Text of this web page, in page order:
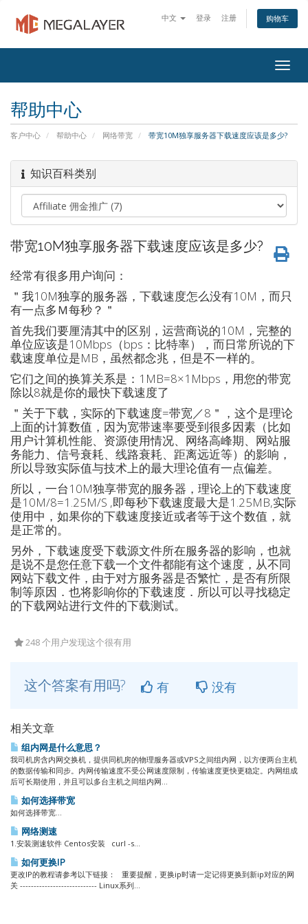
中文 登录 注册 购物车
帮助中心
客户中心 帮助中心 网络带宽 带宽10M独享服务器下载速度应该是多少?
知识百科类别
带宽10M独享服务器下载速度应该是多少?
经常有很多用户询问：
＂我10M独享的服务器，下载速度怎么没有10M，而只
有一点多Ｍ每秒？＂
首先我们要厘清其中的区别，运营商说的10M，完整的
单位应该是10Mbps（bps：比特率），而日常所说的下
载速度单位是MB，虽然都念兆，但是不一样的。
它们之间的换算关系是：1MB=8×1Mbps，用您的带宽
除以8就是你的最快下载速度了
＂关于下载，实际的下载速度=带宽／8＂，这个是理论
上面的计算数值，因为宽带速率要受到很多因素（比如
用户计算机性能、资源使用情况、网络高峰期、网站服
务能力、信号衰耗、线路衰耗、距离远近等）的影响，
所以导致实际值与技术上的最大理论值有一点偏差。
所以，一台10M独享带宽的服务器，理论上的下载速度
是10M/8=1.25M/S ,即每秒下载速度最大是1.25MB,实际
使用中，如果你的下载速度接近或者等于这个数值，就
是正常的。
另外，下载速度受下载源文件所在服务器的影响，也就
是说不是您任意下载一个文件都能有这个速度，从不同
网站下载文件，由于对方服务器是否繁忙，是否有所限
制等原因．也将影响你的下载速度．所以可以寻找稳定
的下载网站进行文件的下载测试。
248 个用户发现这个很有用
这个答案有用吗? 有 没有
相关文章
组内网是什么意思？
我司机房含内网交换机，提供同机房的物理服务器或VPS之间组内网，以方便两台主机
的数据传输和同步。内网传输速度不受公网速度限制，传输速度更快更稳定。内网组成
后可长期使用，并且可以多台主机之间组内网...
如何选择带宽
如何选择带宽...
网络测速
1.安装测速软件 Centos安装 curl -s...
如何更换IP
更改IP的教程请参考以下链接： 重要提醒，更换ip时请一定记得更换到新ip对应的网
关 ---------------------------- Linux系列...